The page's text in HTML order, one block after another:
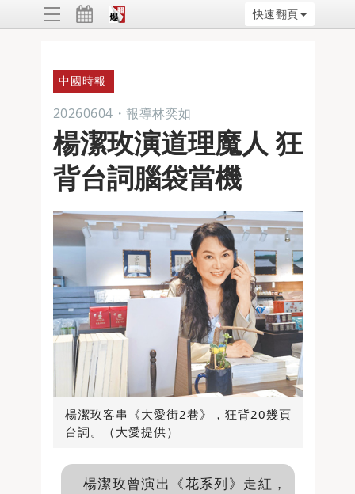
快速翻頁
中國時報
20260604 ・ 報導林奕如
楊潔玫演道理魔人 狂
背台詞腦袋當機
楊潔玫客串《大愛街2巷》，狂背20幾頁
台詞。（大愛提供）
楊潔玫曾演出《花系列》走紅，